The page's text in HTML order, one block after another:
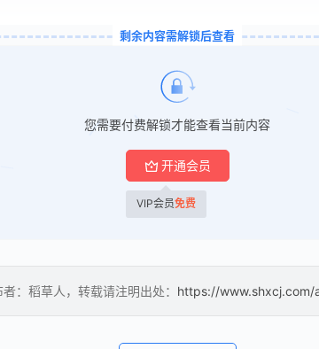
剩余内容需解锁后查看
您需要付费解锁才能查看当前内容
开通会员
VIP会员免费
：稻草人，转载请注明出处： https://www.shxcj.com/